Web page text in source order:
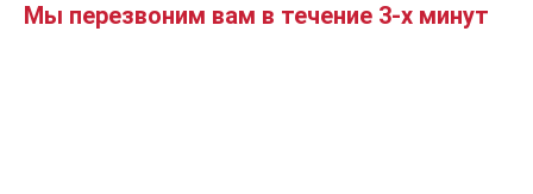
Мы перезвоним вам в течение 3-х минут